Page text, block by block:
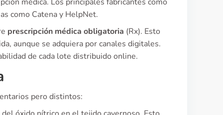
como Catena y HelpNet.
prescripción médica obligatoria (Rx). Esto
aunque se adquiera por canales digitales.
de cada lote distribuido online.
pero distintos: